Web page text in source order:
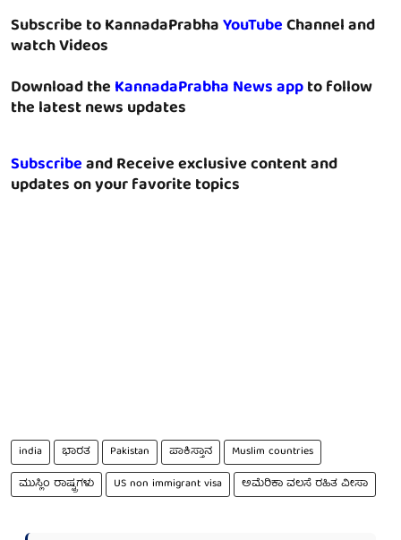
Subscribe to KannadaPrabhaYouTubeChannel and
watch Videos
Download theKannadaPrabha News appto follow
the latest news updates
Subscribeand Receive exclusive content and
updates on your favorite topics
india ಭಾರತ Pakistan ಪಾಕಿಸ್ತಾನ
Muslim countries
ಮುಸ್ಲಿಂ ರಾಷ್ಟ್ರಗಳು
US non immigrant visa ಅಮೆರಿಕಾ ವಲಸೆ ರಹಿತ ವೀಸಾ